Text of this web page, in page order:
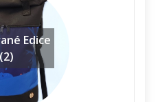
Edice
(2)